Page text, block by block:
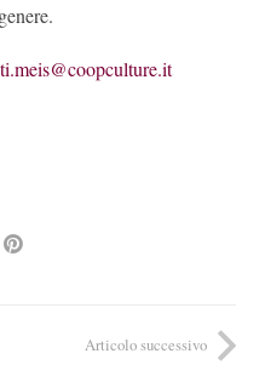
Articolo successivo